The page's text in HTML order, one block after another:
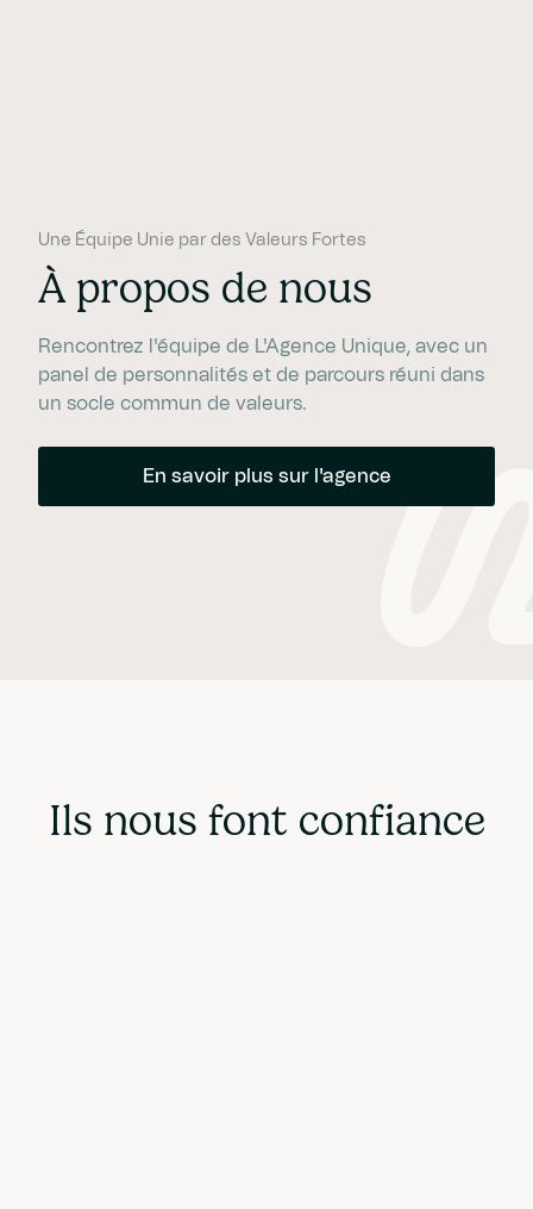
Une Équipe Unie par des Valeurs Fortes
À propos de nous
Rencontrez l'équipe de L'Agence Unique, avec un
panel de personnalités et de parcours réuni dans
un socle commun de valeurs.
En savoir plus sur l'agence
Ils nous font confiance